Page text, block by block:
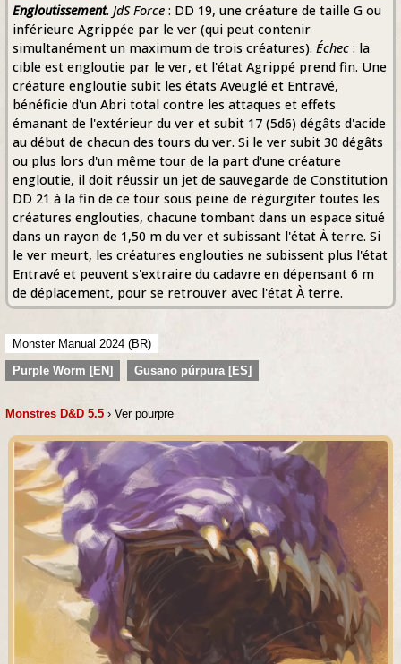
Engloutissement. JdS Force : DD 19, une créature de taille G ou
inférieure Agrippée par le ver (qui peut contenir
simultanément un maximum de trois créatures). Échec : la
cible est engloutie par le ver, et l'état Agrippé prend fin. Une
créature engloutie subit les états Aveuglé et Entravé,
bénéficie d'un Abri total contre les attaques et effets
émanant de l'extérieur du ver et subit 17 (5d6) dégâts d'acide
au début de chacun des tours du ver. Si le ver subit 30 dégâts
ou plus lors d'un même tour de la part d'une créature
engloutie, il doit réussir un jet de sauvegarde de Constitution
DD 21 à la fin de ce tour sous peine de régurgiter toutes les
créatures englouties, chacune tombant dans un espace situé
dans un rayon de 1,50 m du ver et subissant l'état À terre. Si
le ver meurt, les créatures englouties ne subissent plus l'état
Entravé et peuvent s'extraire du cadavre en dépensant 6 m
de déplacement, pour se retrouver avec l'état À terre.
Monster Manual 2024 (BR)
Purple Worm [EN]
Gusano púrpura [ES]
Monstres D&D 5.5 › Ver pourpre